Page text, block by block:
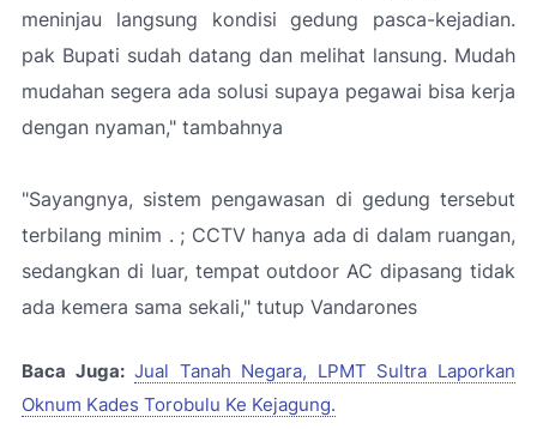
meninjau langsung kondisi gedung pasca-kejadian.
pak Bupati sudah datang dan melihat lansung. Mudah
mudahan segera ada solusi supaya pegawai bisa kerja
dengan nyaman," tambahnya
"Sayangnya, sistem pengawasan di gedung tersebut
terbilang minim . ; CCTV hanya ada di dalam ruangan,
sedangkan di luar, tempat outdoor AC dipasang tidak
ada kemera sama sekali," tutup Vandarones
Baca Juga: Jual Tanah Negara, LPMT Sultra Laporkan
Oknum Kades Torobulu Ke Kejagung.